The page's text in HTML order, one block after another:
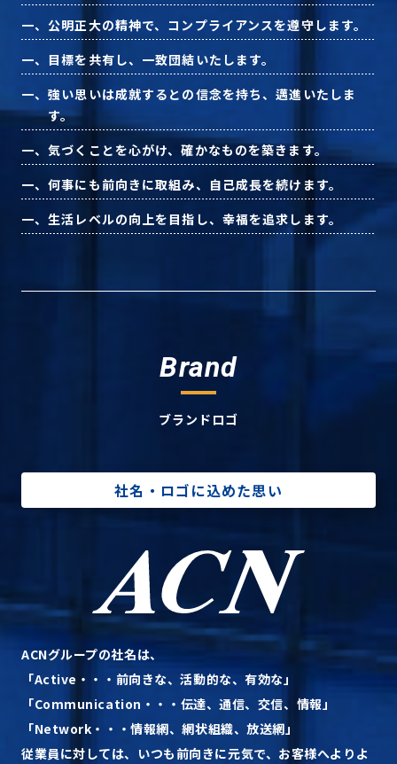
プライバシーポリシー
© ACN Inc.
一、公明正大の精神で、コンプライアンスを遵守します。
一、 目標を共有し、一致団結いたします。
一、強い思いは成就するとの信念を持ち、邁進いたしま
す。
一、気づくことを心がけ、確かなものを築きます。
一、何事にも前向きに取組み、自己成長を続けます。
一、生活レベルの向上を目指し、幸福を追求します。
Brand
ブランドロゴ
社名・ロゴに込めた思い
ACNグループの社名は、
「Active・・・前向きな、活動的な、有効な」
「Communication・・・伝達、通信、交信、情報」
「Network・・・情報網、網状組織、放送網」
従業員に対しては、いつも前向きに元気で、お客様へよりよ